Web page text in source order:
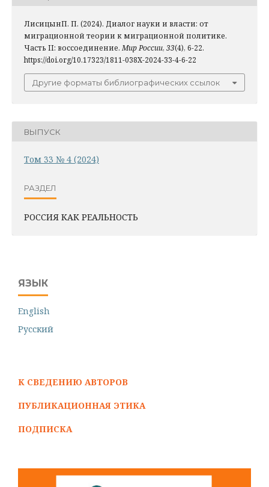
ЛисицынП. П. (2024). Диалог науки и власти: от
миграционной теории к миграционной политике.
Часть II: воссоединение. Мир России, 33(4), 6-22.
https://doi.org/10.17323/1811-038X-2024-33-4-6-22
Другие форматы библиографических ссылок
ВЫПУСК
Том 33 № 4 (2024)
РАЗДЕЛ
РОССИЯ КАК РЕАЛЬНОСТЬ
ЯЗЫК
English
Русский
К СВЕДЕНИЮ АВТОРОВ
ПУБЛИКАЦИОННАЯ ЭТИКА
ПОДПИСКА